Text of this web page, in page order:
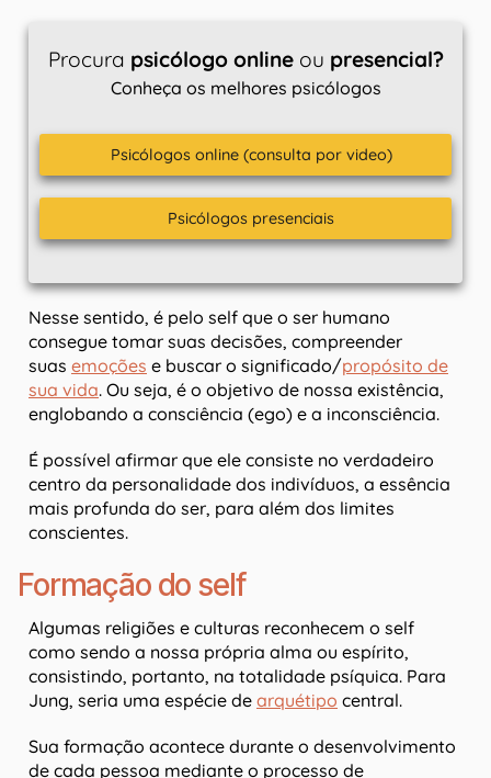
Procura psicólogo onlineou presencial?
Conheça os melhores psicólogos
Psicólogos online (consulta por video)
Psicólogos presenciais
Nesse sentido, é pelo self que o ser humano
consegue tomar suas decisões, compreender
suas emoções e buscar o significado/propósito de
sua vida. Ou seja, é o objetivo de nossa existência,
englobando a consciência (ego) e a inconsciência.
É possível afirmar que ele consiste no verdadeiro
centro da personalidade dos indivíduos, a essência
mais profunda do ser, para além dos limites
conscientes.
Formação do self
Algumas religiões e culturas reconhecem o self
como sendo a nossa própria alma ou espírito,
consistindo, portanto, na totalidade psíquica. Para
Jung, seria uma espécie de arquétipo central.
Sua formação acontece durante o desenvolvimento
de cada pessoa mediante o processo de